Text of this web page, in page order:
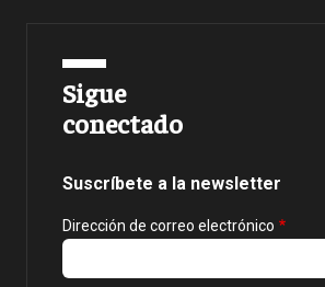
Sigue
conectado
Suscríbete a la newsletter
Dirección de correo electrónico